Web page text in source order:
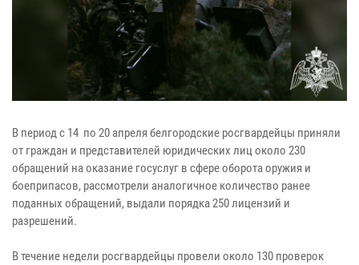
В период с 14 по 20 апреля белгородские росгвардейцы приняли
от граждан и представителей юридических лиц около 230
обращений на оказание госуслуг в сфере оборота оружия и
боеприпасов, рассмотрели аналогичное количество ранее
поданных обращений, выдали порядка 250 лицензий и
разрешений.
В течение недели росгвардейцы провели около 130 проверок